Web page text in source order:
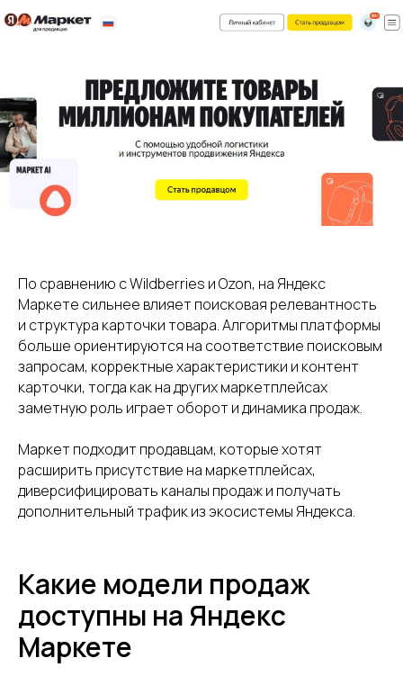
По сравнению с Wildberries и Ozon, на Яндекс
Маркете сильнее влияет поисковая релевантность
и структура карточки товара. Алгоритмы платформы
больше ориентируются на соответствие поисковым
запросам, корректные характеристики и контент
карточки, тогда как на других маркетплейсах
заметную роль играет оборот и динамика продаж.
Маркет подходит продавцам, которые хотят
расширить присутствие на маркетплейсах,
диверсифицировать каналы продаж и получать
дополнительный трафик из экосистемы Яндекса.
Какие модели продаж
доступны на Яндекс
Маркете
Не знаете, с чего начать
работу с фулфилментом?
Проконсультируем
бесплатно
Нажимая кнопку, вы даете согласие на
обработку персональных данных.
Подробнее можно прочитать в
Политике
ПОЛУЧИТЬ КОНСУЛЬТАЦИЮ